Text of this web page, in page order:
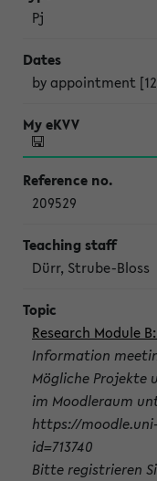
Pj
by appointment
209529
Dürr, Strube-Bloss
Research Module
Information
Mögliche Projekte
im Moodleraum
https://
id=713740
Bitte registrieren